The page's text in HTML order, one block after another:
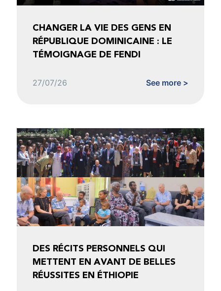
CHANGER LA VIE DES GENS EN
RÉPUBLIQUE DOMINICAINE : LE
TÉMOIGNAGE DE FENDI
27/07/26 See more >
DES RÉCITS PERSONNELS QUI
METTENT EN AVANT DE BELLES
RÉUSSITES EN ÉTHIOPIE